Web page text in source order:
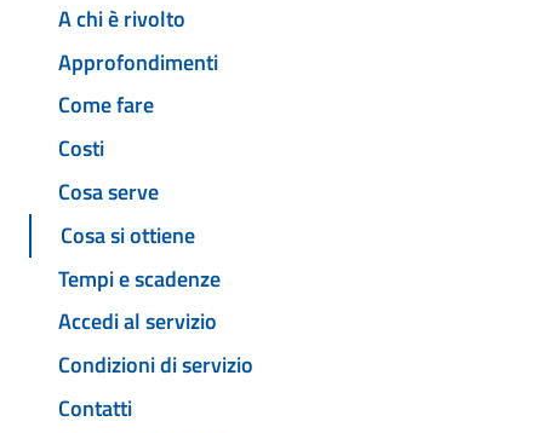
A chi è rivolto
Approfondimenti
Come fare
Costi
Cosa serve
Cosa si ottiene
Tempi e scadenze
Accedi al servizio
Condizioni di servizio
Contatti